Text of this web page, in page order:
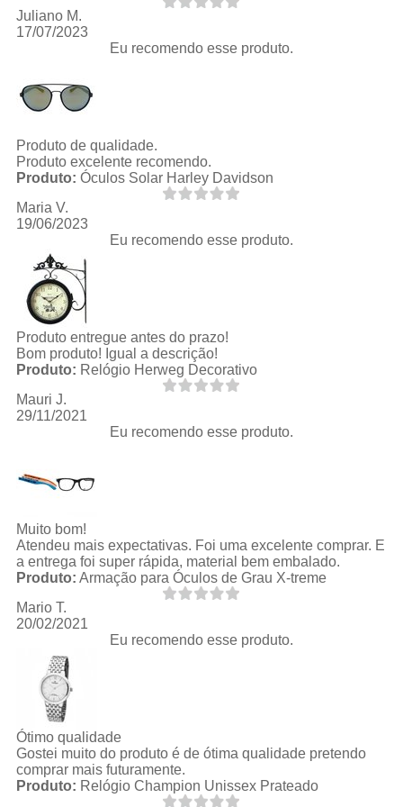
Juliano M.
17/07/2023
Eu recomendo esse produto.
Produto de qualidade.
Produto excelente recomendo.
Produto: Óculos Solar Harley Davidson
Maria V.
19/06/2023
Eu recomendo esse produto.
Produto entregue antes do prazo!
Bom produto! Igual a descrição!
Produto: Relógio Herweg Decorativo
Mauri J.
29/11/2021
Eu recomendo esse produto.
Muito bom!
Atendeu mais expectativas. Foi uma excelente comprar. E
a entrega foi super rápida, material bem embalado.
Produto: Armação para Óculos de Grau X-treme
Mario T.
20/02/2021
Eu recomendo esse produto.
Ótimo qualidade
Gostei muito do produto é de ótima qualidade pretendo
comprar mais futuramente.
Produto: Relógio Champion Unissex Prateado